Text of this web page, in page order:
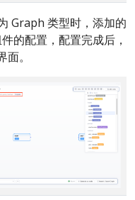
Graph 类型时，添加的
的配置，配置完成后，
。